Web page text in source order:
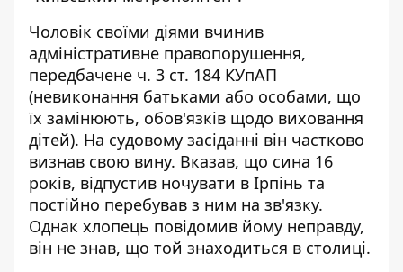
Чоловік своїми діями вчинив
адміністративне правопорушення,
передбачене ч. 3 ст. 184 КУпАП
(невиконання батьками або особами, що
їх замінюють, обов'язків щодо виховання
дітей). На судовому засіданні він частково
визнав свою вину. Вказав, що сина 16
років, відпустив ночувати в Ірпінь та
постійно перебував з ним на зв'язку.
Однак хлопець повідомив йому неправду,
він не знав, що той знаходиться в столиці.